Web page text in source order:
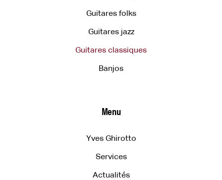
Guitares folks
Guitares jazz
Guitares classiques
Banjos
Menu
Yves Ghirotto
Services
Actualités